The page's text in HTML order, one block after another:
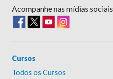
Acompanhe nas mídias sociais
Cursos
Todos os Cursos